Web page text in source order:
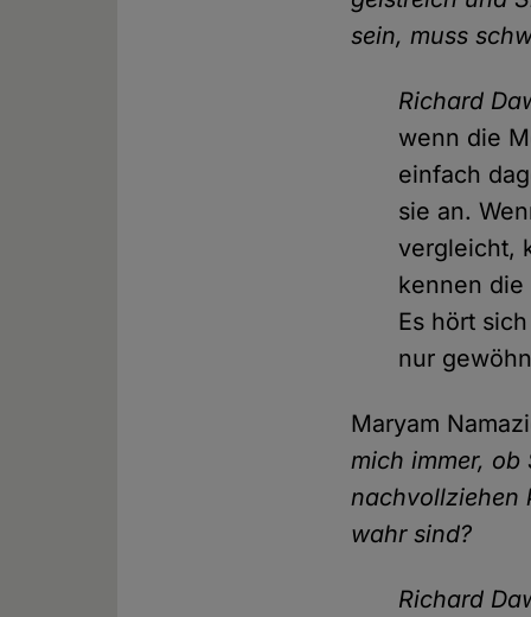
sein, muss
Richard
wenn die
einfach
sie an.
vergleicht,
kennen die
Es hört
nur
Maryam
mich immer, ob
nachvollziehen
wahr sind?
Richard